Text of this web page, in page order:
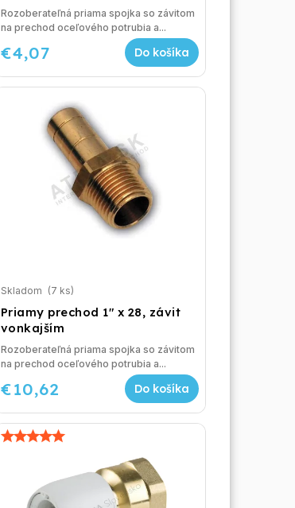
€4,07 Do košíka
Rozoberateľná priama spojka so závitom
na prechod oceľového potrubia a...
Priamy prechod 1" x 28, závit
vonkajším
Skladom (7 ks)
€10,62 Do košíka
Rozoberateľná priama spojka so závitom
na prechod oceľového potrubia a...